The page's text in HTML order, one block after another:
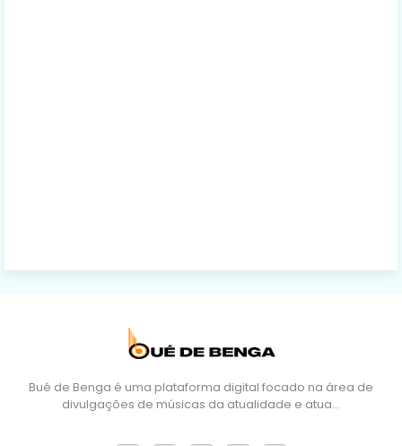
Bué de Benga é uma plataforma digital focado na área de
divulgações de músicas da atualidade e atua…